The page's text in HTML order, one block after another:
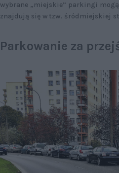
wybrane „miejskie” parkingi
znajdują się w tzw. śródmiejskiej
Parkowanie za